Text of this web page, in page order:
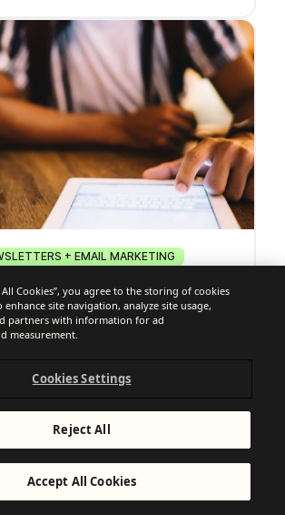
+ EMAIL MARKETING
newsletter y cómo crear
a paso
All Cookies”, you agree to the storing of cookies
site navigation, analyze site usage,
partners with information for ad
measurement.
Cookies Settings
Reject All
Accept All Cookies